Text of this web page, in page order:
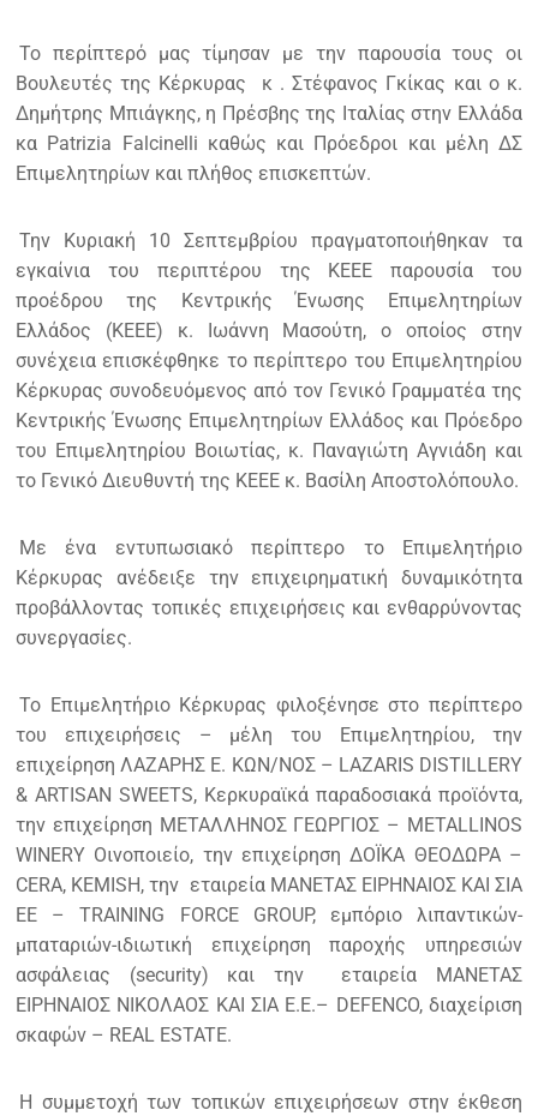
Το περίπτερό μας τίμησαν με την παρουσία τους οι
Βουλευτές της Κέρκυρας κ . Στέφανος Γκίκας και ο κ.
Δημήτρης Μπιάγκης, η Πρέσβης της Ιταλίας στην Ελλάδα
κα Patrizia Falcinelli καθώς και Πρόεδροι και μέλη ΔΣ
Επιμελητηρίων και πλήθος επισκεπτών.
Την Κυριακή 10 Σεπτεμβρίου πραγματοποιήθηκαν τα
εγκαίνια του περιπτέρου της ΚΕΕΕ παρουσία του
προέδρου της Κεντρικής Ένωσης Επιμελητηρίων
Ελλάδος (ΚΕΕΕ) κ. Ιωάννη Μασούτη, ο οποίος στην
συνέχεια επισκέφθηκε το περίπτερο του Επιμελητηρίου
Κέρκυρας συνοδευόμενος από τον Γενικό Γραμματέα της
Κεντρικής Ένωσης Επιμελητηρίων Ελλάδος και Πρόεδρο
του Επιμελητηρίου Βοιωτίας, κ. Παναγιώτη Αγνιάδη και
το Γενικό Διευθυντή της ΚΕΕΕ κ. Βασίλη Αποστολόπουλο.
Με ένα εντυπωσιακό περίπτερο το Επιμελητήριο
Κέρκυρας ανέδειξε την επιχειρηματική δυναμικότητα
προβάλλοντας τοπικές επιχειρήσεις και ενθαρρύνοντας
συνεργασίες.
Το Επιμελητήριο Κέρκυρας φιλοξένησε στο περίπτερο
του επιχειρήσεις – μέλη του Επιμελητηρίου, την
επιχείρηση ΛΑΖΑΡΗΣ Ε. ΚΩΝ/ΝΟΣ – LAZARIS DISTILLERY
& ARTISAN SWEETS, Κερκυραϊκά παραδοσιακά προϊόντα,
την επιχείρηση ΜΕΤΑΛΛΗΝΟΣ ΓΕΩΡΓΙΟΣ – METALLINOS
WINERY Οινοποιείο, την επιχείρηση ΔΟΪΚΑ ΘΕΟΔΩΡΑ –
CERA, KEMISH, την εταιρεία ΜΑΝΕΤΑΣ ΕΙΡΗΝΑΙΟΣ ΚΑΙ ΣΙΑ
ΕΕ – TRAINING FORCE GROUP, εμπόριο λιπαντικών-
μπαταριών-ιδιωτική επιχείρηση παροχής υπηρεσιών
ασφάλειας (security) και την εταιρεία ΜΑΝΕΤΑΣ
ΕΙΡΗΝΑΙΟΣ ΝΙΚΟΛΑΟΣ ΚΑΙ ΣΙΑ Ε.Ε.– DEFENCO, διαχείριση
σκαφών – REAL ESTATE.
Η συμμετοχή των τοπικών επιχειρήσεων στην έκθεση